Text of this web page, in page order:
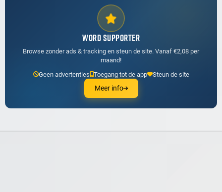
WORD SUPPORTER
Browse zonder ads & tracking en steun de site. Vanaf €2,08 per
maand!
Geen advertenties Toegang tot de app Steun de site
Meer info